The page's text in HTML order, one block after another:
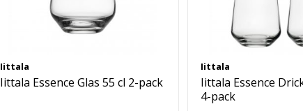
Iittala
Iittala Essence Glas 55 cl 2-pack
Iittala
Iittala Essence
4-pack